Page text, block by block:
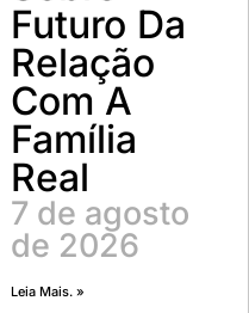
Futuro Da
Relação
Com A
Família
Real
7 de agosto
de 2026
Leia Mais. »